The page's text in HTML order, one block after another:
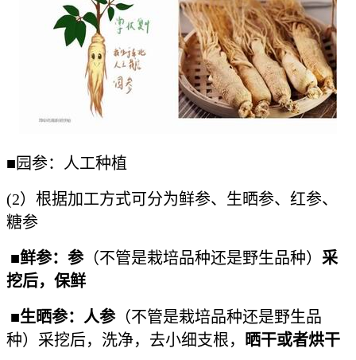
■园参：人工种植
(2）根据加工方式可分为鲜参、生晒参、红参、
糖参
■鲜参：参（不管是栽培品种还是野生品种） 采
挖后，保鲜
■生晒参：人参（不管是栽培品种还是野生品
种）采挖后，洗净，去小细支根，
晒干或者烘干